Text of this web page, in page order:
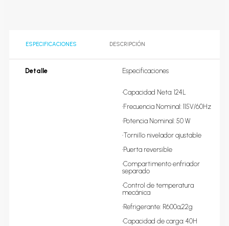
ESPECIFICACIONES DESCRIPCIÓN
Detalle Especificaciones
•Capacidad Neta: 124L
•Frecuencia Nominal: 115V/60Hz
•Potencia Nominal: 50 W
•Tornillo nivelador ajustable
•Puerta reversible
•Compartimento enfriador
separado
•Control de temperatura
mecánica
•Refrigerante: R600a,22g
•Capacidad de carga: 40H